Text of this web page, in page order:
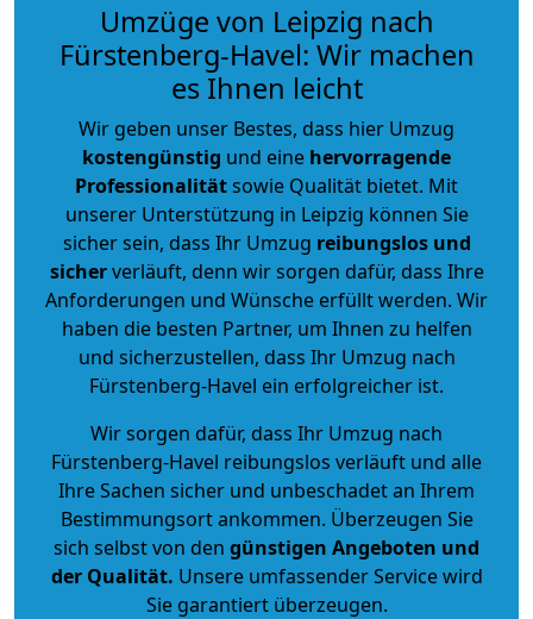
Umzüge von Leipzig nach
Fürstenberg-Havel: Wir machen
es Ihnen leicht
Wir geben unser Bestes, dass hier Umzug
kostengünstig und eine hervorragende
Professionalitätsowie Qualität bietet. Mit
unserer Unterstützung in Leipzig können Sie
sicher sein, dass Ihr Umzug reibungslos und
sicherverläuft, denn wir sorgen dafür, dass Ihre
Anforderungen und Wünsche erfüllt werden. Wir
haben die besten Partner, um Ihnen zu helfen
und sicherzustellen, dass Ihr Umzug nach
Fürstenberg-Havel ein erfolgreicher ist.
Wir sorgen dafür, dass Ihr Umzug nach
Fürstenberg-Havel reibungslos verläuft und alle
Ihre Sachen sicher und unbeschadet an Ihrem
Bestimmungsort ankommen. Überzeugen Sie
sich selbst von den günstigen Angeboten und
der Qualität. Unsere umfassender Service wird
Sie garantiert überzeugen.